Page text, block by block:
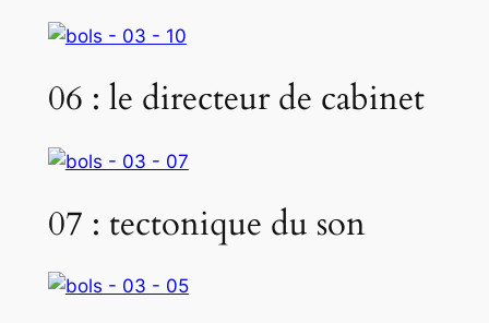
06 : le directeur de cabinet
07 : tectonique du son